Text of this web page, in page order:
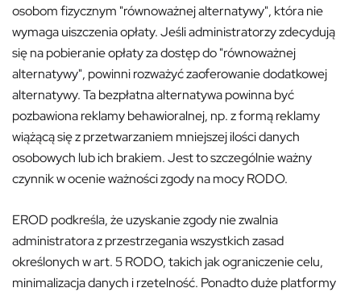
osobom fizycznym "równoważnej alternatywy", która nie
wymaga uiszczenia opłaty. Jeśli administratorzy zdecydują
się na pobieranie opłaty za dostęp do "równoważnej
alternatywy", powinni rozważyć zaoferowanie dodatkowej
alternatywy. Ta bezpłatna alternatywa powinna być
pozbawiona reklamy behawioralnej, np. z formą reklamy
wiążącą się z przetwarzaniem mniejszej ilości danych
osobowych lub ich brakiem. Jest to szczególnie ważny
czynnik w ocenie ważności zgody na mocy RODO.
EROD podkreśla, że uzyskanie zgody nie zwalnia
administratora z przestrzegania wszystkich zasad
określonych w art. 5 RODO, takich jak ograniczenie celu,
minimalizacja danych i rzetelność. Ponadto duże platformy